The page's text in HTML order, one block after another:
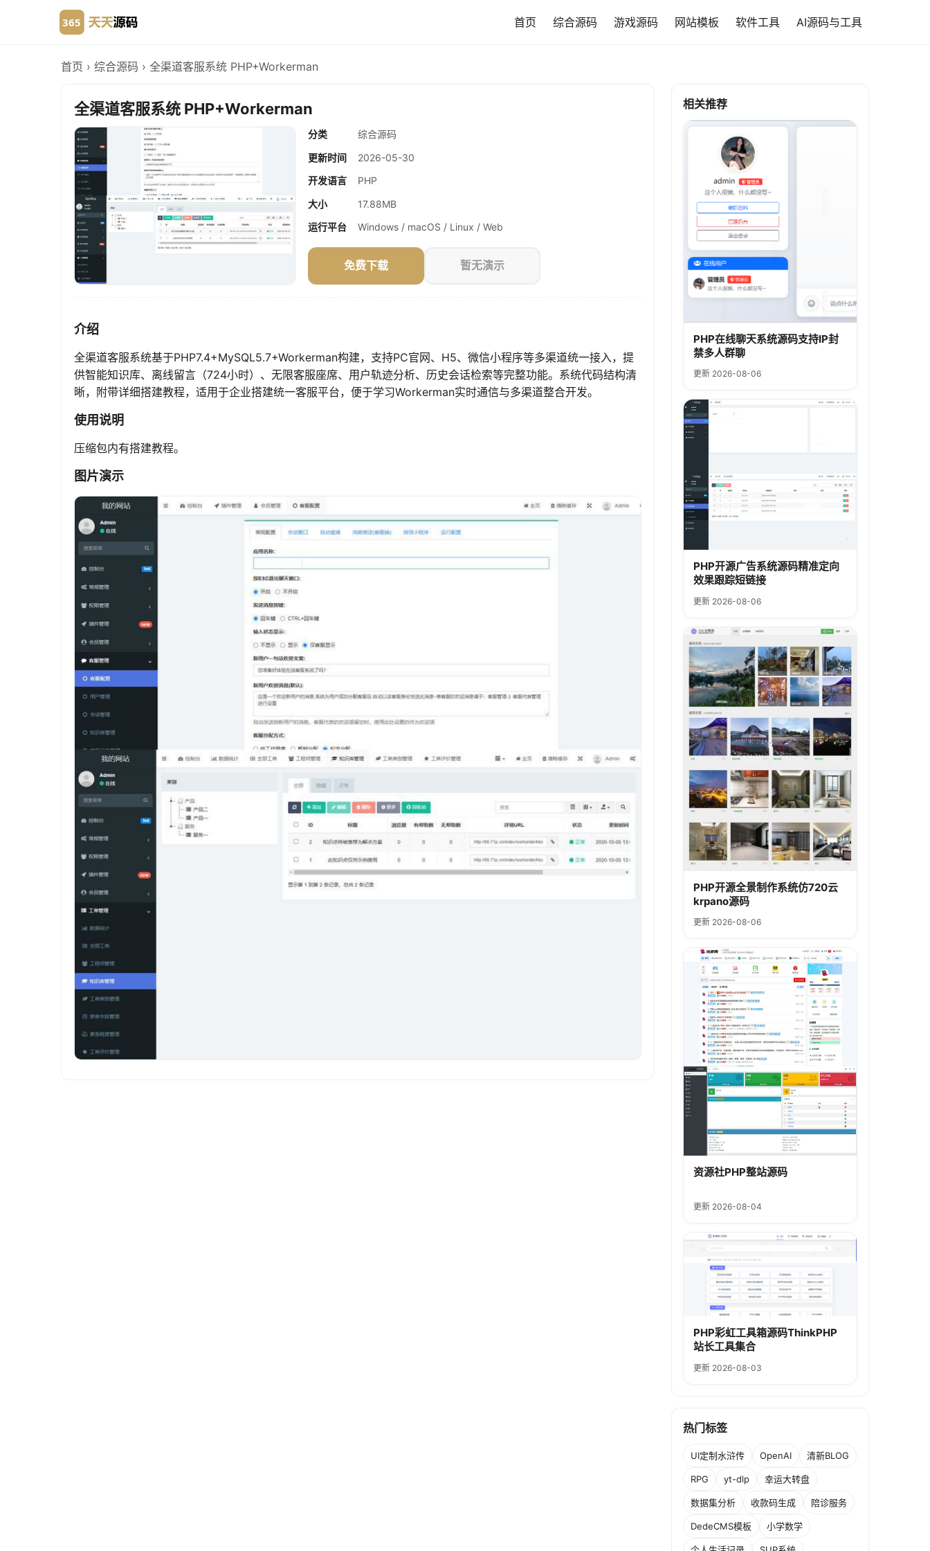
首页 综合源码 游戏源码 网站模板 软件工具 AI源码与工具
首页 › 综合源码 › 全渠道客服系统 PHP+Workerman
全渠道客服系统 PHP+Workerman
分类
综合源码
更新时间
2026-05-30
开发语言
PHP
大小
17.88MB
运行平台
Windows / macOS / Linux / Web
免费下载 暂无演示
介绍
全渠道客服系统基于PHP7.4+MySQL5.7+Workerman构建，支持PC官网、H5、微信小程序等多渠道统一接入，提
供智能知识库、离线留言（724小时）、无限客服座席、用户轨迹分析、历史会话检索等完整功能。系统代码结构清
晰，附带详细搭建教程，适用于企业搭建统一客服平台，便于学习Workerman实时通信与多渠道整合开发。
使用说明
压缩包内有搭建教程。
图片演示
相关推荐
PHP在线聊天系统源码支持IP封
禁多人群聊
更新 2026-08-06
PHP开源广告系统源码精准定向
效果跟踪短链接
更新 2026-08-06
PHP开源全景制作系统仿720云
krpano源码
更新 2026-08-06
资源社PHP整站源码
更新 2026-08-04
PHP彩虹工具箱源码ThinkPHP
站长工具集合
更新 2026-08-03
热门标签
UI定制水浒传 OpenAI 清新BLOG
RPG yt-dlp 幸运大转盘
数据集分析 收款码生成 陪诊服务
DedeCMS模板 小学数学